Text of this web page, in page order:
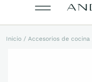
Inicio / Accesorios de cocina